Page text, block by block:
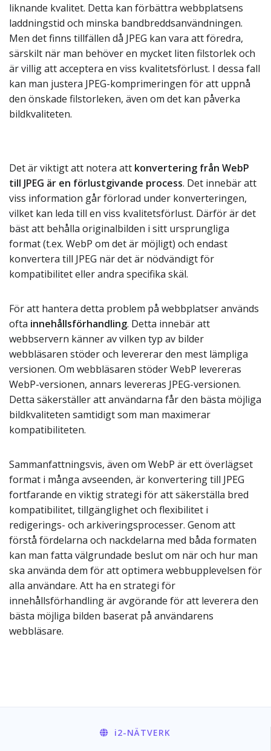
liknande kvalitet. Detta kan förbättra webbplatsens
laddningstid och minska bandbreddsanvändningen.
Men det finns tillfällen då JPEG kan vara att föredra,
särskilt när man behöver en mycket liten filstorlek och
är villig att acceptera en viss kvalitetsförlust. I dessa fall
kan man justera JPEG-komprimeringen för att uppnå
den önskade filstorleken, även om det kan påverka
bildkvaliteten.
Det är viktigt att notera att konvertering från WebP
till JPEG är en förlustgivande process. Det innebär att
viss information går förlorad under konverteringen,
vilket kan leda till en viss kvalitetsförlust. Därför är det
bäst att behålla originalbilden i sitt ursprungliga
format (t.ex. WebP om det är möjligt) och endast
konvertera till JPEG när det är nödvändigt för
kompatibilitet eller andra specifika skäl.
För att hantera detta problem på webbplatser används
ofta innehållsförhandling. Detta innebär att
webbservern känner av vilken typ av bilder
webbläsaren stöder och levererar den mest lämpliga
versionen. Om webbläsaren stöder WebP levereras
WebP-versionen, annars levereras JPEG-versionen.
Detta säkerställer att användarna får den bästa möjliga
bildkvaliteten samtidigt som man maximerar
kompatibiliteten.
Sammanfattningsvis, även om WebP är ett överlägset
format i många avseenden, är konvertering till JPEG
fortfarande en viktig strategi för att säkerställa bred
kompatibilitet, tillgänglighet och flexibilitet i
redigerings- och arkiveringsprocesser. Genom att
förstå fördelarna och nackdelarna med båda formaten
kan man fatta välgrundade beslut om när och hur man
ska använda dem för att optimera webbupplevelsen för
alla användare. Att ha en strategi för
innehållsförhandling är avgörande för att leverera den
bästa möjliga bilden baserat på användarens
webbläsare.
i2-NÄTVERK